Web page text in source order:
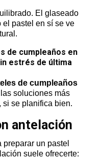
El glaseado
el pastel en sí se ve
de cumpleaños en
estrés de última
de cumpleaños
soluciones más
si se planifica bien.
antelación
un pastel
suele ofrecerte: